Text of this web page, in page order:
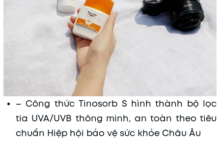
– Công thức Tinosorb S hình thành bộ lọc
tia UVA/UVB thông minh, an toàn theo tiêu
chuẩn Hiệp hội bảo vệ sức khỏe Châu Âu